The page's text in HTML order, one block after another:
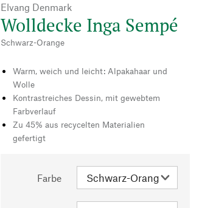
Elvang Denmark
Wolldecke Inga Sempé
Schwarz-Orange
Warm, weich und leicht: Alpakahaar und
Wolle
Kontrastreiches Dessin, mit gewebtem
Farbverlauf
Zu 45% aus recycelten Materialien
gefertigt
Farbe